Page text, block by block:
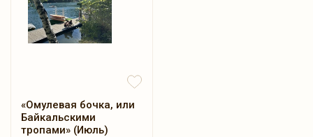
«Омулевая бочка, или
Байкальскими
тропами» (Июль)